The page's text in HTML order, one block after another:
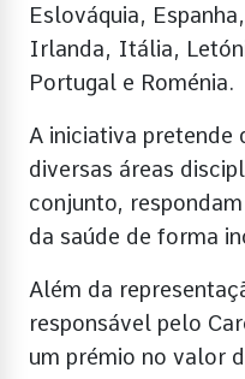
Eslováquia,
Irlanda, Itália,
Portugal e Roménia.
A iniciativa pretende
diversas áreas
conjunto,
da saúde de forma
Além da
responsável pelo
um prémio no valor